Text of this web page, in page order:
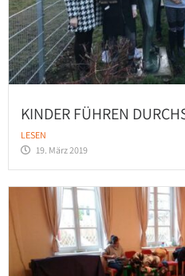
KINDER FÜHREN
LESEN
19. März 2019